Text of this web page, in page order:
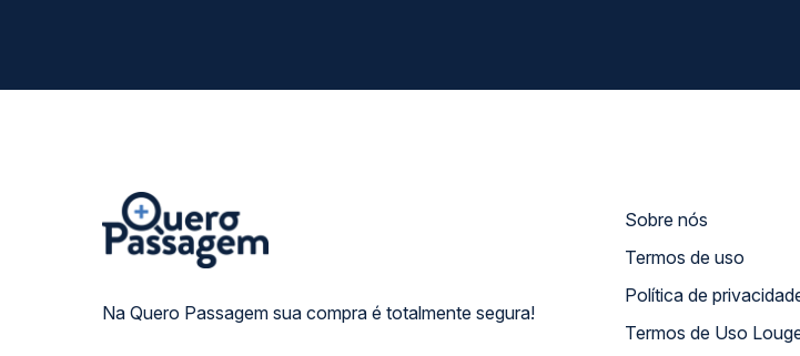
Na Quero Passagem sua compra é totalmente segura!
Sobre nós
Termos de uso
Política de
Termos de Uso